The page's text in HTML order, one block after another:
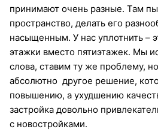
принимают очень разные. Там
пространство, делать его
насыщенным. У нас уплотнить –
этажки вместо пятиэтажек. Мы
слова, ставим ту же проблему,
абсолютно другое решение,
повышению, а ухудшению
застройка довольно
с новостройками.